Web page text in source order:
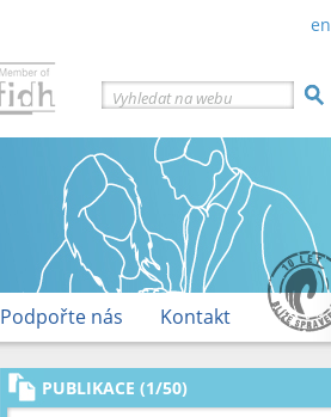
Vyhledat na webu
en
Podpořte nás Kontakt
PUBLIKACE (1/50)